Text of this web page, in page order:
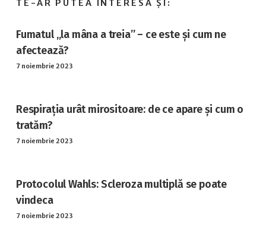
Fumatul „la mâna a treia” – ce este și cum ne
afectează?
7 noiembrie 2023
Respirația urât mirositoare: de ce apare și cum o
tratăm?
7 noiembrie 2023
Protocolul Wahls: Scleroza multiplă se poate
vindeca
7 noiembrie 2023